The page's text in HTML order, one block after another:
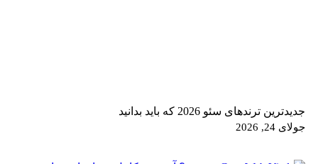
جدیدترین ترندهای سئو 2026 که باید بدانید
جولای 24, 2026